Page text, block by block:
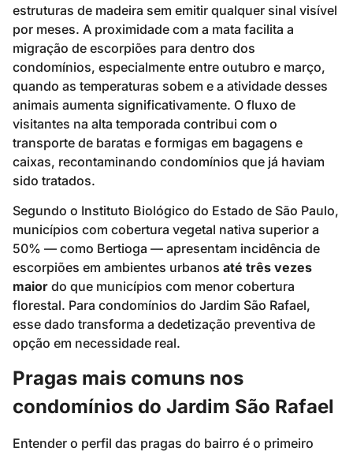
estruturas de madeira sem emitir qualquer sinal visível
por meses. A proximidade com a mata facilita a
migração de escorpiões para dentro dos
condomínios, especialmente entre outubro e março,
quando as temperaturas sobem e a atividade desses
animais aumenta significativamente. O fluxo de
visitantes na alta temporada contribui com o
transporte de baratas e formigas em bagagens e
caixas, recontaminando condomínios que já haviam
sido tratados.
Segundo o Instituto Biológico do Estado de São Paulo,
municípios com cobertura vegetal nativa superior a
50% — como Bertioga — apresentam incidência de
escorpiões em ambientes urbanos até três vezes
maior do que municípios com menor cobertura
florestal. Para condomínios do Jardim São Rafael,
esse dado transforma a dedetização preventiva de
opção em necessidade real.
Pragas mais comuns nos
condomínios do Jardim São Rafael
Entender o perfil das pragas do bairro é o primeiro